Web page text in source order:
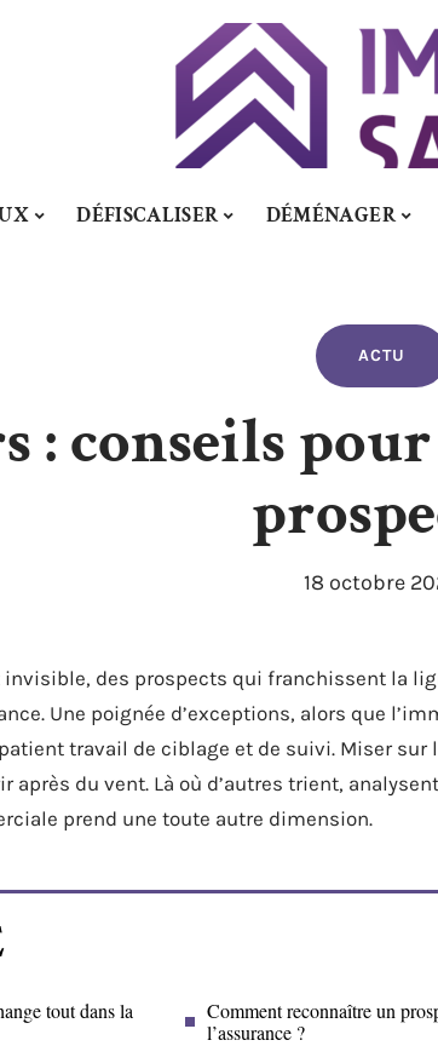
DÉFISCALISER DÉMÉNAGER
ACTU
: conseils
18 octobre
invisible, des prospects qui franchissent la
Une poignée d’exceptions, alors que
travail de ciblage et de suivi. Miser sur
après du vent. Là où d’autres trient,
prend une toute autre dimension.
tout dans la
Comment reconnaître un
l’assurance ?